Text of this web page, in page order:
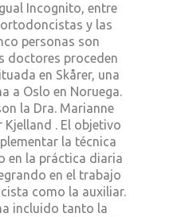
Incognito, entre
y las
personas son
doctores proceden
en Skårer, una
a Oslo en Noruega.
la Dra. Marianne
Kjelland . El objetivo
la técnica
en la práctica diaria
en el trabajo
como la auxiliar.
incluido tanto la